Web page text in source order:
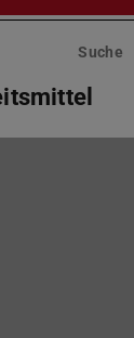
Suche